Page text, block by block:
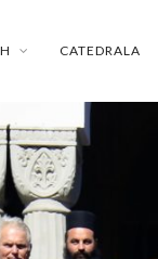
CATEDRALA